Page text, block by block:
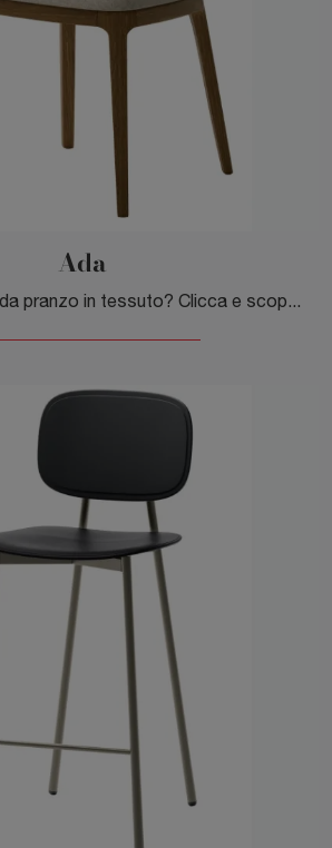
Ada
Cerchi una sedia da pranzo in tessuto? Clicca e scopri il modello Ada di Veneta Cucine per completare i tuoi spazi al meglio.